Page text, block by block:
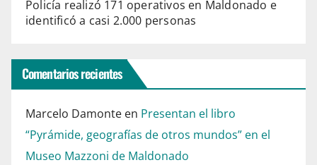
n
U
s
Policía realizó 171 operativos en Maldonado e
identificó a casi 2.000 personas
Comentarios recientes
Marcelo Damonte en Presentan el libro
“Pyrámide, geografías de otros mundos” en el
Museo Mazzoni de Maldonado